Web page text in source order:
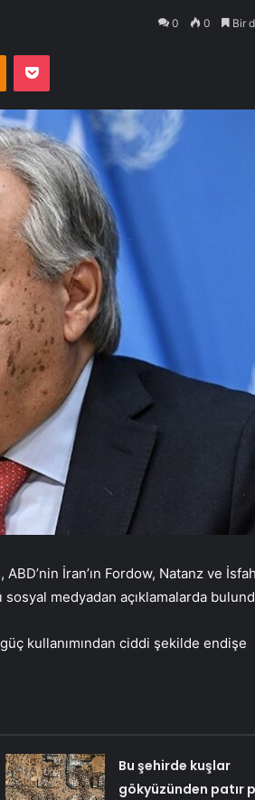
0 0 Bir
Odnoklassniki
Pocket
İran’ın Fordow, Natanz ve
medyadan açıklamalarda
güç kullanımından ciddi şekilde endişe
Bu şehirde kuşlar
gökyüzünden patır